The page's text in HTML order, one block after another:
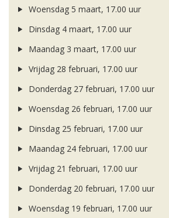
Woensdag 5 maart, 17.00 uur
Dinsdag 4 maart, 17.00 uur
Maandag 3 maart, 17.00 uur
Vrijdag 28 februari, 17.00 uur
Donderdag 27 februari, 17.00 uur
Woensdag 26 februari, 17.00 uur
Dinsdag 25 februari, 17.00 uur
Maandag 24 februari, 17.00 uur
Vrijdag 21 februari, 17.00 uur
Donderdag 20 februari, 17.00 uur
Woensdag 19 februari, 17.00 uur